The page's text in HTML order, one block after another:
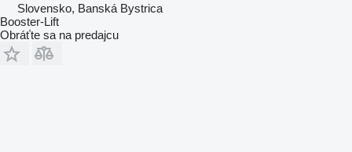
Slovensko, Banská Bystrica
Booster-Lift
Obráťte sa na predajcu